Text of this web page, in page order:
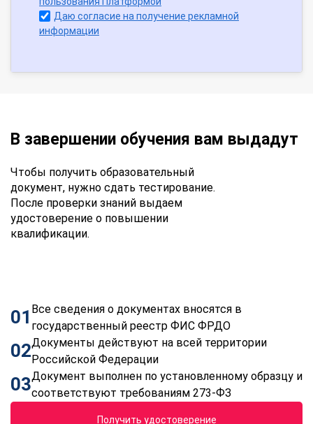
Даю согласие на получение рекламной
информации
В завершении обучения вам выдадут
Чтобы получить образовательный
документ, нужно сдать тестирование.
После проверки знаний выдаем
удостоверение о повышении
квалификации.
01 Все сведения о документах вносятся в
государственный реестр ФИС ФРДО
02Документы действуют на всей территории
Российской Федерации
03Документ выполнен по установленному образцу и
соответствуют требованиям 273-ФЗ
Получить удостоверение